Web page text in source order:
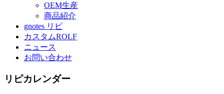
OEM生産
商品紹介
gnotes リピ
カスタムROLF
ニュース
お問い合わせ
リピカレンダー